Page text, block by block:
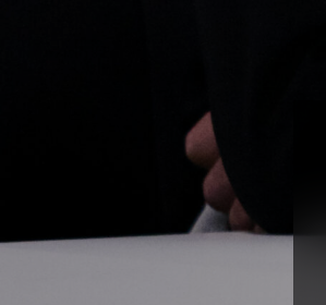
Tabela